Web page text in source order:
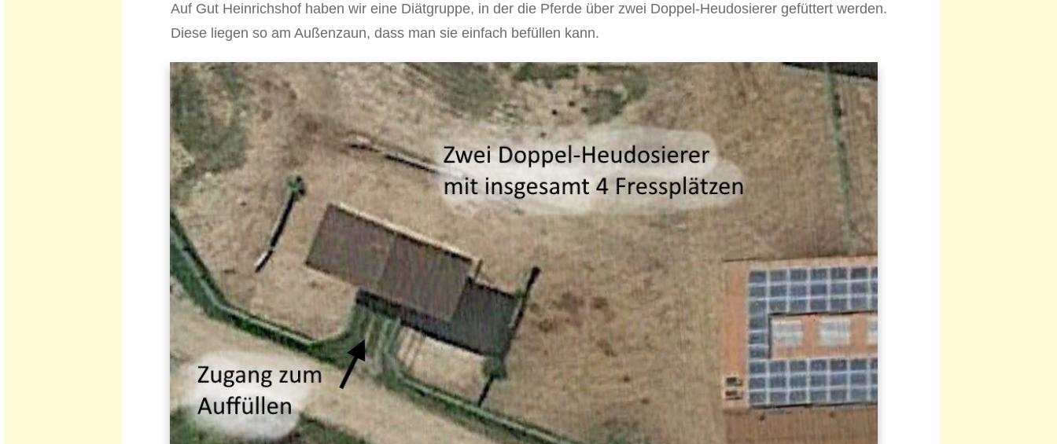
Auf Gut Heinrichshof haben wir eine Diätgruppe, in der die Pferde über zwei Doppel-Heudosierer gefüttert werden.
Diese liegen so am Außenzaun, dass man sie einfach befüllen kann.